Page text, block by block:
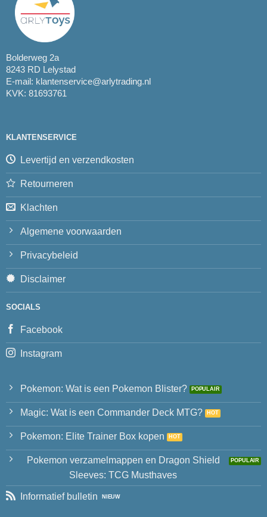
Bolderweg 2a
8243 RD Lelystad
E-mail: klantenservice@arlytrading.nl
KVK: 81693761
KLANTENSERVICE
Levertijd en verzendkosten
Retourneren
Klachten
Algemene voorwaarden
Privacybeleid
Disclaimer
SOCIALS
Facebook
Instagram
Pokemon: Wat is een Pokemon Blister?
Magic: Wat is een Commander Deck MTG?
Pokemon: Elite Trainer Box kopen
Pokemon verzamelmappen en Dragon Shield
Sleeves: TCG Musthaves
Informatief bulletin